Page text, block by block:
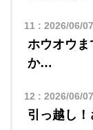
11 : 2026/06/
ホウオウ
か…
12 : 2026/06/
引っ越し！